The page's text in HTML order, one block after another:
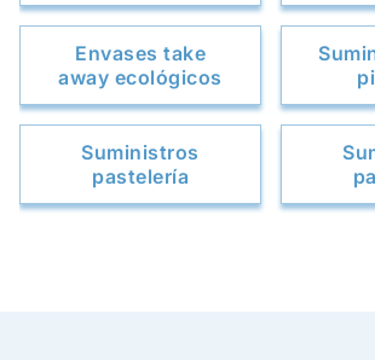
Envases take
away ecológicos
Suministros
pastelería